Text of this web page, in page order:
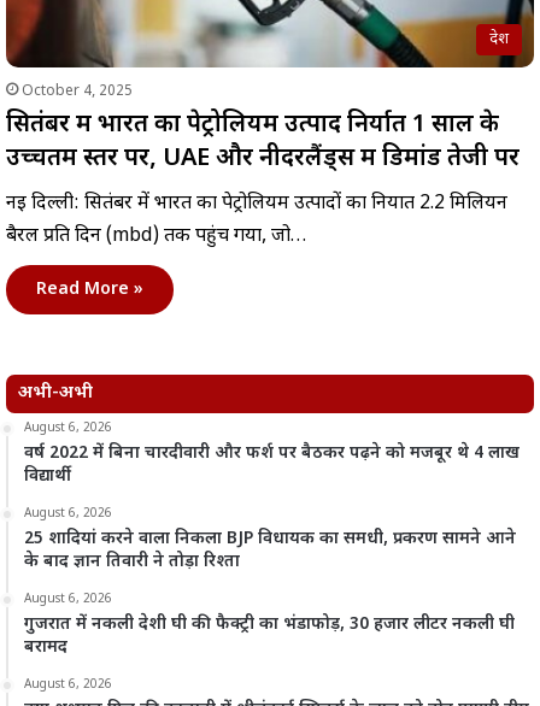
देश
October 4, 2025
सितंबर में भारत का पेट्रोलियम उत्पाद निर्यात 1 साल के
उच्चतम स्तर पर, UAE और नीदरलैंड्स में डिमांड तेजी पर
नई दिल्ली: सितंबर में भारत का पेट्रोलियम उत्पादों का निर्यात 2.2 मिलियन
बैरल प्रति दिन (mbd) तक पहुंच गया, जो…
Read More »
अभी-अभी
August 6, 2026
वर्ष 2022 में बिना चारदीवारी और फर्श पर बैठकर पढ़ने को मजबूर थे 4 लाख
विद्यार्थी
August 6, 2026
25 शादियां करने वाला निकला BJP विधायक का समधी, प्रकरण सामने आने
के बाद ज्ञान तिवारी ने तोड़ा रिश्ता
August 6, 2026
गुजरात में नकली देशी घी की फैक्ट्री का भंडाफोड़, 30 हजार लीटर नकली घी
बरामद
August 6, 2026